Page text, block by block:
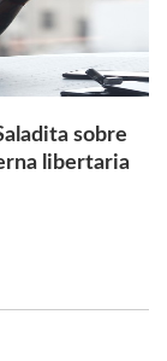
sobre
libertaria